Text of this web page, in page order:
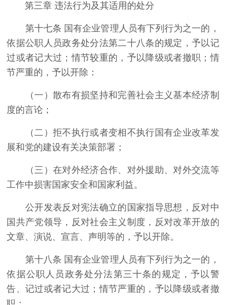
第三章 违法行为及其适用的处分
第十七条 国有企业管理人员有下列行为之一的，
依据公职人员政务处分法第二十八条的规定，予以记
过或者记大过；情节较重的，予以降级或者撤职；情
节严重的，予以开除：
（一）散布有损坚持和完善社会主义基本经济制
度的言论；
（二）拒不执行或者变相不执行国有企业改革发
展和党的建设有关决策部署；
（三）在对外经济合作、对外援助、对外交流等
工作中损害国家安全和国家利益。
公开发表反对宪法确立的国家指导思想，反对中
国共产党领导，反对社会主义制度，反对改革开放的
文章、演说、宣言、声明等的，予以开除。
第十八条 国有企业管理人员有下列行为之一的，
依据公职人员政务处分法第三十条的规定，予以警
告、记过或者记大过；情节严重的，予以降级或者撤